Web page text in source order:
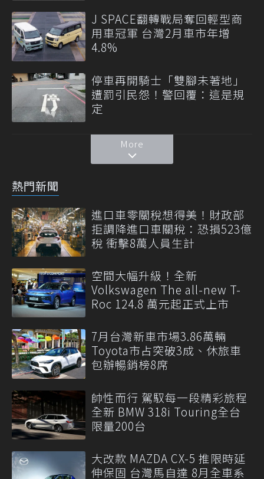
J SPACE翻轉戰局奪回輕型商
用車冠軍 台灣2月車市年增
4.8%
停車再開騎士「雙腳未著地」
遭罰引民怨！警回覆：這是規
定
More
熱門新聞
進口車零關稅想得美！財政部
拒調降進口車關稅：恐損523億
稅 衝擊8萬人員生計
空間大幅升級！全新
Volkswagen The all-new T-
Roc 124.8 萬元起正式上市
7月台灣新車市場3.86萬輛
Toyota市占突破3成、休旅車
包辦暢銷榜8席
帥性而行 駕馭每一段精彩旅程
全新 BMW 318i Touring全台
限量200台
大改款 MAZDA CX-5 推限時延
伸保固 台灣馬自達 8月全車系